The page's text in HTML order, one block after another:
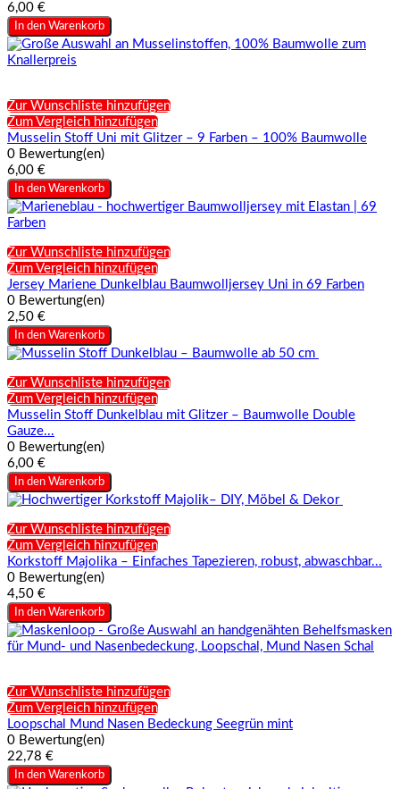
6,00 €
In den Warenkorb
Zur Wunschliste hinzufügen
Zum Vergleich hinzufügen
Musselin Stoff Uni mit Glitzer – 9 Farben – 100% Baumwolle
0 Bewertung(en)
6,00 €
In den Warenkorb
Zur Wunschliste hinzufügen
Zum Vergleich hinzufügen
Jersey Mariene Dunkelblau Baumwolljersey Uni in 69 Farben
0 Bewertung(en)
2,50 €
In den Warenkorb
Zur Wunschliste hinzufügen
Zum Vergleich hinzufügen
Musselin Stoff Dunkelblau mit Glitzer – Baumwolle Double
Gauze...
0 Bewertung(en)
6,00 €
In den Warenkorb
Zur Wunschliste hinzufügen
Zum Vergleich hinzufügen
Korkstoff Majolika – Einfaches Tapezieren, robust, abwaschbar...
0 Bewertung(en)
4,50 €
In den Warenkorb
Zur Wunschliste hinzufügen
Zum Vergleich hinzufügen
Loopschal Mund Nasen Bedeckung Seegrün mint
0 Bewertung(en)
22,78 €
In den Warenkorb